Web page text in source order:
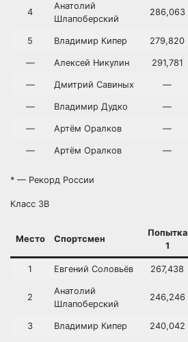
4
Анатолий
Шлапоберский
286,063
5 Владимир Кипер 279,820
— Алексей Никулин 291,781
— Дмитрий Савиных —
— Владимир Дудко —
— Артём Оралков —
— Артём Оралков —
* — Рекорд России
Класс 3B
Место Спортсмен
Попытка
1
1 Евгений Соловьёв 267,438
2
Анатолий
Шлапоберский
246,246
3 Владимир Кипер 240,042